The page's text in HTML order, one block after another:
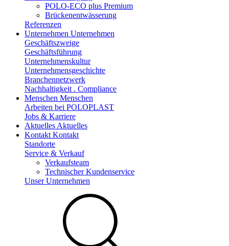
POLO-ECO plus Premium
Brückenentwässerung
Referenzen
Unternehmen Unternehmen
Geschäftszweige
Geschäftsführung
Unternehmenskultur
Unternehmensgeschichte
Branchennetzwerk
Nachhaltigkeit . Compliance
Menschen Menschen
Arbeiten bei POLOPLAST
Jobs & Karriere
Aktuelles Aktuelles
Kontakt Kontakt
Standorte
Service & Verkauf
Verkaufsteam
Technischer Kundenservice
Unser Unternehmen